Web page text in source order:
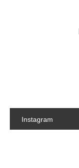
Instagram